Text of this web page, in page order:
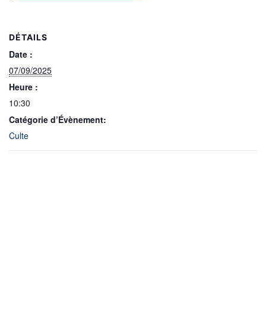
DÉTAILS
Date :
07/09/2025
Heure :
10:30
Catégorie d’Évènement:
Culte